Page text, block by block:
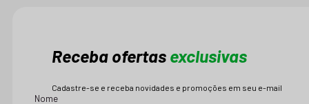
Receba ofertas exclusivas
Cadastre-se e receba novidades e promoções em seu e-mail